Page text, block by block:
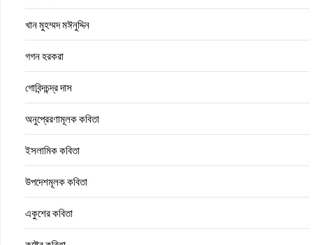
খান মুহম্মদ মঈনুদ্দিন
গগন হরকরা
গোবিন্দচন্দ্র দাস
অনুপ্রেরণামূলক কবিতা
ইসলামিক কবিতা
উপদেশমূলক কবিতা
একুশের কবিতা